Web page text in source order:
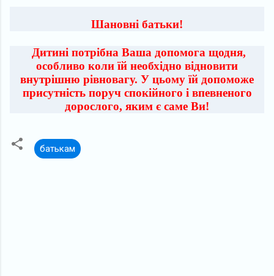
Шановні батьки!
Дитині потрібна Ваша допомога щодня,
особливо коли їй необхідно відновити
внутрішню рівновагу. У цьому їй допоможе
присутність поруч спокійного і впевненого
дорослого, яким є саме Ви!
батькам